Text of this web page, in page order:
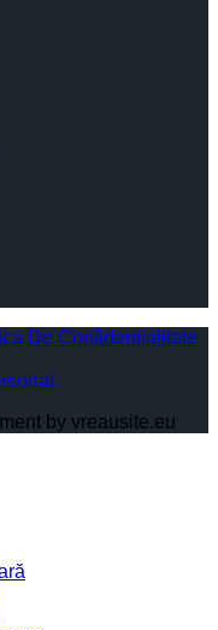
De Confidențialitate
by vreausite.eu